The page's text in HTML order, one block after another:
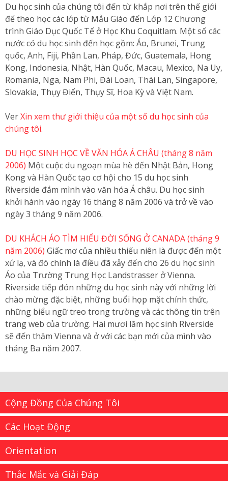
Du học sinh của chúng tôi đến từ khắp nơi trên thế giới
để theo học các lớp từ Mẫu Giáo đến Lớp 12 Chương
trình Giáo Dục Quốc Tế ở Học Khu Coquitlam. Một số các
nước có du học sinh đến học gồm: Áo, Brunei, Trung
quốc, Anh, Fiji, Phần Lan, Pháp, Đức, Guatemala, Hong
Kong, Indonesia, Nhật, Hàn Quốc, Macau, Mexico, Na Uy,
Romania, Nga, Nam Phi, Đài Loan, Thái Lan, Singapore,
Slovakia, Thụy Điển, Thụy Sĩ, Hoa Kỳ và Việt Nam.
VerXin xem thư giới thiệu của một số du học sinh của
chúng tôi.
DU HỌC SINH HỌC VỀ VĂN HÓA Á CHÂU (tháng 8 năm
2006) Một cuộc du ngoạn mùa hè đến Nhật Bản, Hong
Kong và Hàn Quốc tạo cơ hội cho 15 du học sinh
Riverside đắm mình vào văn hóa Á châu. Du học sinh
khởi hành vào ngày 16 tháng 8 năm 2006 và trở về vào
ngày 3 tháng 9 năm 2006.
DU KHÁCH ÁO TÌM HIỂU ĐỜI SỐNG Ở CANADA (tháng 9
năm 2006) Giấc mơ của nhiều thiếu niên là được đến một
xứ lạ, và đó chính là điều đã xảy đến cho 26 du học sinh
Áo của Trường Trung Học Landstrasser ở Vienna.
Riverside tiếp đón những du học sinh này với những lời
chào mừng đặc biệt, những buổi họp mặt chính thức,
những biểu ngữ treo trong trường và các thông tin trên
trang web của trường. Hai mươi lăm học sinh Riverside
sẽ đến thăm Vienna và ở với các bạn mới của mình vào
tháng Ba năm 2007.
Cộng Đồng Của Chúng Tôi
Các Hoạt Động
Orientation
Thắc Mắc và Giải Đáp